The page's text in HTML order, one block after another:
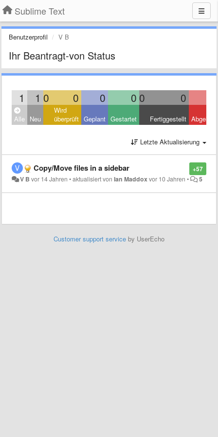
Sublime Text
Benutzerprofil V B
Ihr Beantragt-von Status
1 1 0 0 0 0 0 0
Alle Neu
Wird
überprüft Geplant Gestartet Fertiggestellt
Letzte Aktualisierung
+57
Copy/Move files in a sidebar
V B vor 14 Jahren •aktualisiert vonIan Maddoxvor 10 Jahren • 5
Customer support service by UserEcho